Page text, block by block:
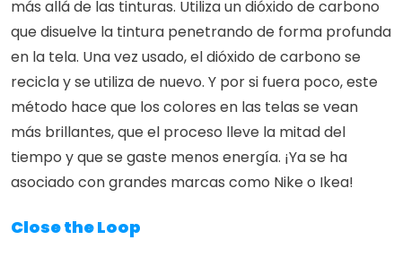
más allá de las tinturas. Utiliza un dióxido de carbono
que disuelve la tintura penetrando de forma profunda
en la tela. Una vez usado, el dióxido de carbono se
recicla y se utiliza de nuevo. Y por si fuera poco, este
método hace que los colores en las telas se vean
más brillantes, que el proceso lleve la mitad del
tiempo y que se gaste menos energía. ¡Ya se ha
asociado con grandes marcas como Nike o Ikea!
Close the Loop